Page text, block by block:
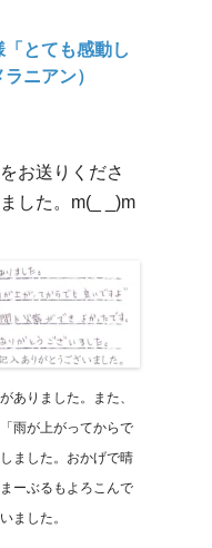
とても感動し
ニアン）
お送りくださ
した。m(_ _)m
ありました。また、
雨が上がってからで
ました。おかげで晴
ーぶるもよろこんで
ました。